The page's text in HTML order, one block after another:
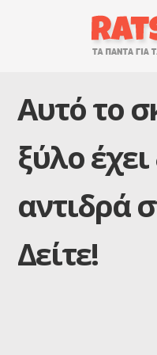
Αυτό το
ξύλο
αντιδρά
Δείτε!